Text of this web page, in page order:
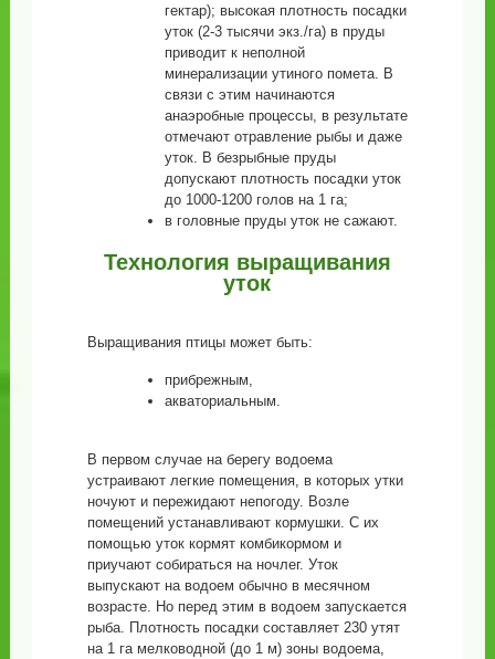
гектар); высокая плотность посадки
уток (2-3 тысячи экз./га) в пруды
приводит к неполной
минерализации утиного помета. В
связи с этим начинаются
анаэробные процессы, в результате
отмечают отравление рыбы и даже
уток. В безрыбные пруды
допускают плотность посадки уток
до 1000-1200 голов на 1 га;
в головные пруды уток не сажают.
Технология выращивания
уток
Выращивания птицы может быть:
прибрежным,
акваториальным.
В первом случае на берегу водоема
устраивают легкие помещения, в которых утки
ночуют и пережидают непогоду. Возле
помещений устанавливают кормушки. С их
помощью уток кормят комбикормом и
приучают собираться на ночлег. Уток
выпускают на водоем обычно в месячном
возрасте. Но перед этим в водоем запускается
рыба. Плотность посадки составляет 230 утят
на 1 га мелководной (до 1 м) зоны водоема,